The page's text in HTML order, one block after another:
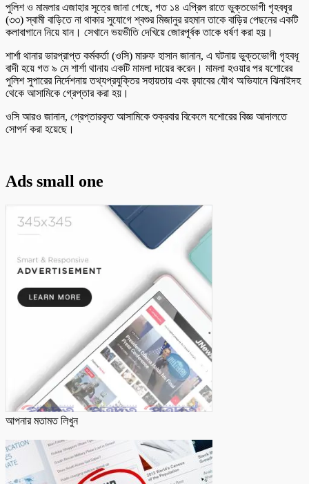
পুলিশ ও মামলার এজাহার সূত্রে জানা গেছে, গত ১৪ এপ্রিল রাতে ভুক্তভোগী গৃহবধূর
(৩৩) স্বামী বাড়িতে না থাকার সুযোগে শ্বশুর মিজানুর রহমান তাকে বাড়ির পেছনের একটি
কলাবাগানে নিয়ে যান। সেখানে ভয়ভীতি দেখিয়ে জোরপূর্বক তাকে ধর্ষণ করা হয়।
শার্শা থানার ভারপ্রাপ্ত কর্মকর্তা (ওসি) মারুফ হাসান জানান, এ ঘটনায় ভুক্তভোগী গৃহবধূ
বাদী হয়ে গত ৯ মে শার্শা থানায় একটি মামলা দায়ের করেন। মামলা হওয়ার পর যশোরের
পুলিশ সুপারের নির্দেশনায় তথ্যপ্রযুক্তির সহায়তায় এবং র‌্যাবের যৌথ অভিযানে ঝিনাইদহ
থেকে আসামিকে গ্রেপ্তার করা হয়।
ওসি আরও জানান, গ্রেপ্তারকৃত আসামিকে শুক্রবার বিকেলে যশোরের বিজ্ঞ আদালতে
সোপর্দ করা হয়েছে।
Ads small one
আপনার মতামত লিখুন